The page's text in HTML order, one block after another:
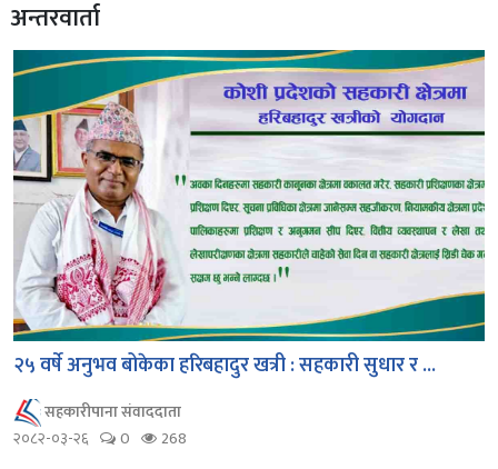
अन्तरवार्ता
२५ वर्षे अनुभव बोकेका हरिबहादुर खत्री : सहकारी सुधार र ...
सहकारीपाना संवाददाता
२०८२-०३-२६
0 268